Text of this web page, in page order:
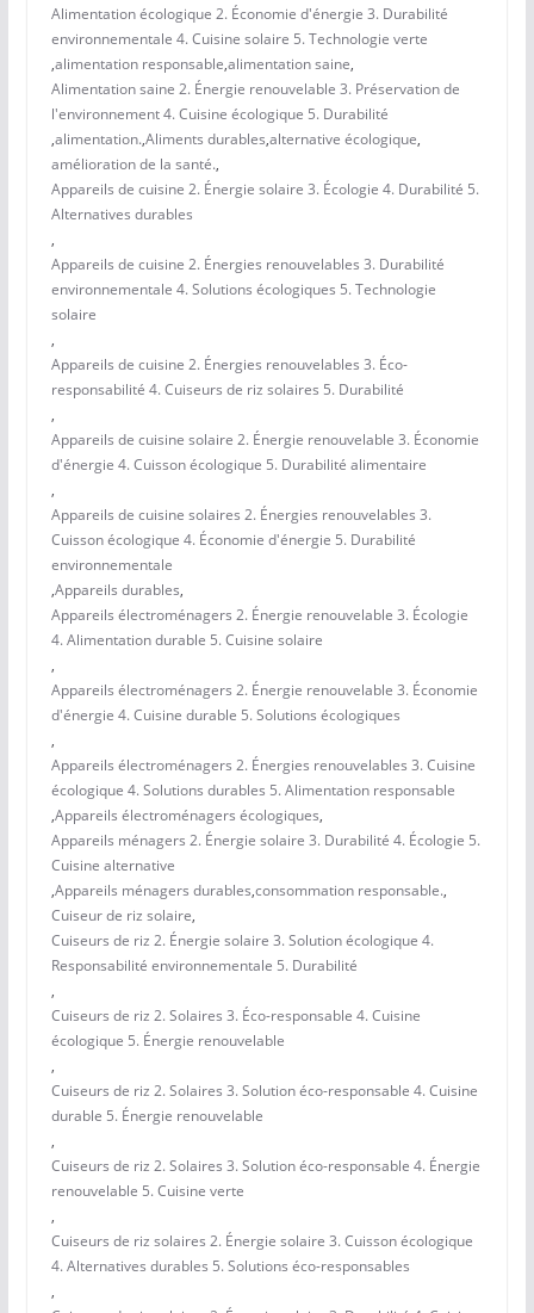
Alimentation écologique 2. Économie d'énergie 3. Durabilité
environnementale 4. Cuisine solaire 5. Technologie verte
,alimentation responsable,alimentation saine,
Alimentation saine 2. Énergie renouvelable 3. Préservation de
l'environnement 4. Cuisine écologique 5. Durabilité
,alimentation.,Aliments durables,alternative écologique,
amélioration de la santé.,
Appareils de cuisine 2. Énergie solaire 3. Écologie 4. Durabilité 5.
Alternatives durables
,
Appareils de cuisine 2. Énergies renouvelables 3. Durabilité
environnementale 4. Solutions écologiques 5. Technologie
solaire
,
Appareils de cuisine 2. Énergies renouvelables 3. Éco-
responsabilité 4. Cuiseurs de riz solaires 5. Durabilité
,
Appareils de cuisine solaire 2. Énergie renouvelable 3. Économie
d'énergie 4. Cuisson écologique 5. Durabilité alimentaire
,
Appareils de cuisine solaires 2. Énergies renouvelables 3.
Cuisson écologique 4. Économie d'énergie 5. Durabilité
environnementale
,Appareils durables,
Appareils électroménagers 2. Énergie renouvelable 3. Écologie
4. Alimentation durable 5. Cuisine solaire
,
Appareils électroménagers 2. Énergie renouvelable 3. Économie
d'énergie 4. Cuisine durable 5. Solutions écologiques
,
Appareils électroménagers 2. Énergies renouvelables 3. Cuisine
écologique 4. Solutions durables 5. Alimentation responsable
,Appareils électroménagers écologiques,
Appareils ménagers 2. Énergie solaire 3. Durabilité 4. Écologie 5.
Cuisine alternative
,Appareils ménagers durables,consommation responsable.,
Cuiseur de riz solaire,
Cuiseurs de riz 2. Énergie solaire 3. Solution écologique 4.
Responsabilité environnementale 5. Durabilité
,
Cuiseurs de riz 2. Solaires 3. Éco-responsable 4. Cuisine
écologique 5. Énergie renouvelable
,
Cuiseurs de riz 2. Solaires 3. Solution éco-responsable 4. Cuisine
durable 5. Énergie renouvelable
,
Cuiseurs de riz 2. Solaires 3. Solution éco-responsable 4. Énergie
renouvelable 5. Cuisine verte
,
Cuiseurs de riz solaires 2. Énergie solaire 3. Cuisson écologique
4. Alternatives durables 5. Solutions éco-responsables
,